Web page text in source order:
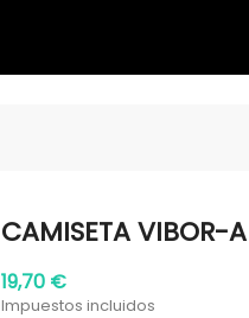
CAMISETA VIBOR-
19,70 €
Impuestos incluidos